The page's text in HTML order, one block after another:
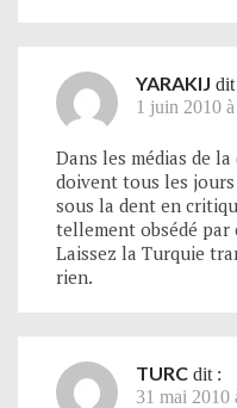
YARAKIJ dit
1 juin 2010
Dans les médias de
doivent tous les
sous la dent en
tellement obsédé par
Laissez la Turquie
rien.
TURC dit :
31 mai 2010